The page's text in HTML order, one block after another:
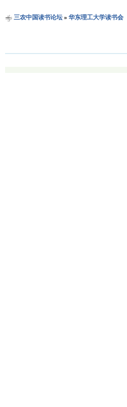
三农中国读书论坛» 华东理工大学读书会